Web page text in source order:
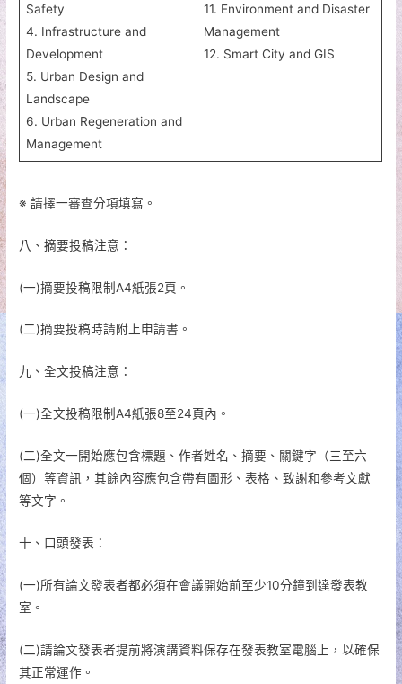
Safety
4. Infrastructure and
Development
5. Urban Design and
Landscape
6. Urban Regeneration and
Management
11. Environment and Disaster
Management
12. Smart City and GIS
※ 請擇一審查分項填寫。
八、摘要投稿注意：
(一)摘要投稿限制A4紙張2頁。
(二)摘要投稿時請附上申請書。
九、全文投稿注意：
(一)全文投稿限制A4紙張8至24頁內。
(二)全文一開始應包含標題、作者姓名、摘要、關鍵字（三至六
個）等資訊，其餘內容應包含帶有圖形、表格、致謝和參考文獻
等文字。
十、口頭發表：
(一)所有論文發表者都必須在會議開始前至少10分鐘到達發表教
室。
(二)請論文發表者提前將演講資料保存在發表教室電腦上，以確保
其正常運作。